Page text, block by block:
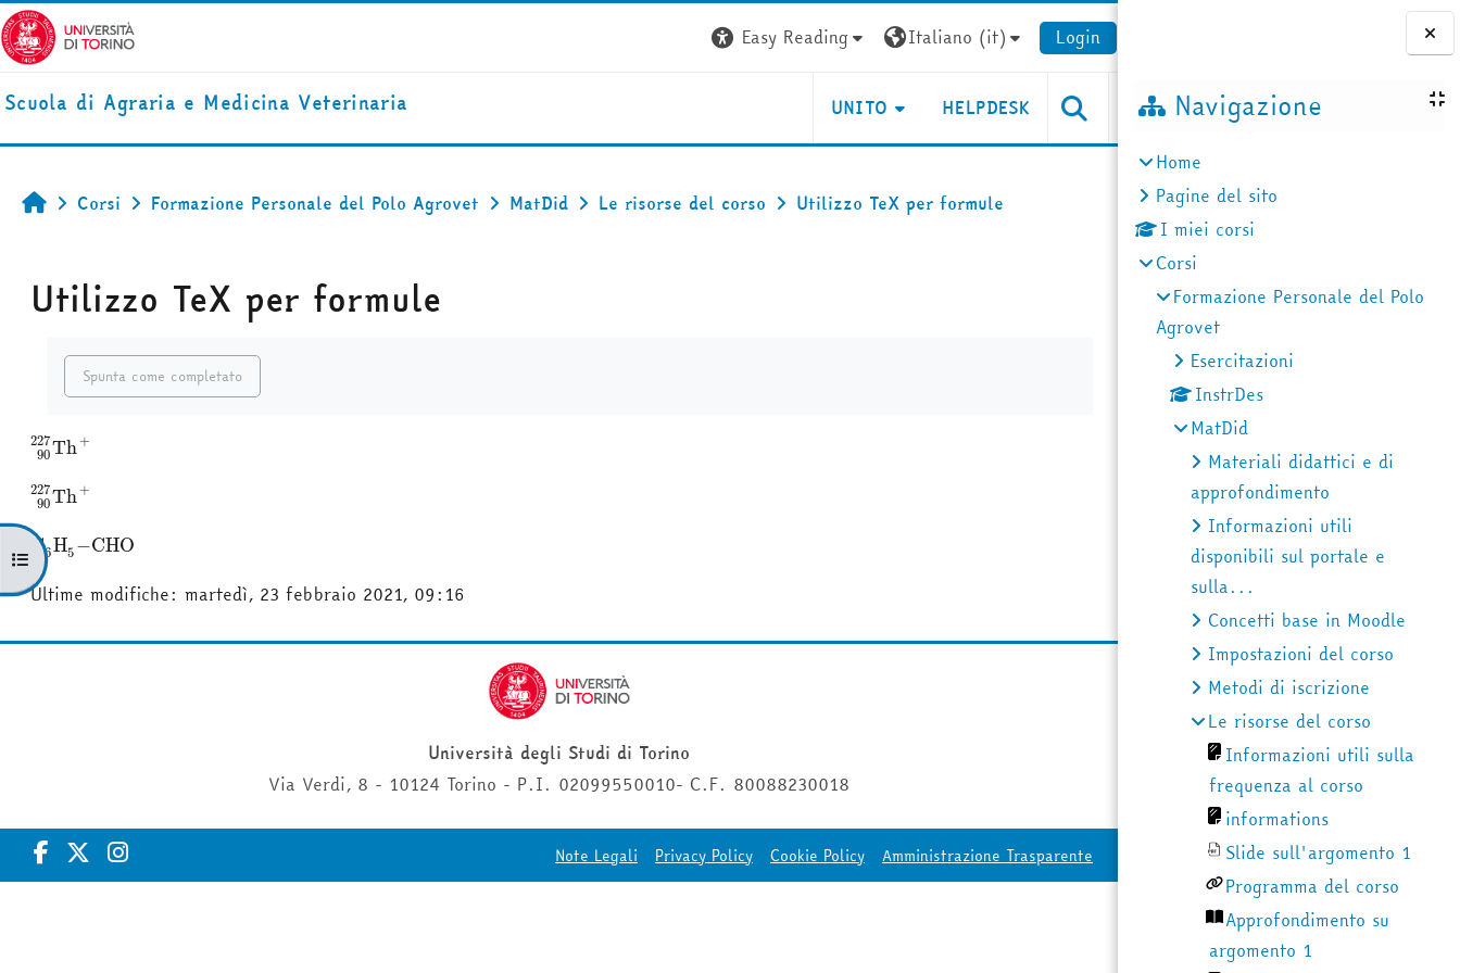
Vai al contenuto principale
Blocchi
Navigazione
Home
Pagine del sito
I miei corsi
Corsi
Formazione Personale del Polo
Agrovet
Esercitazioni
InstrDes
MatDid
Materiali didattici e di
approfondimento
Informazioni utili
disponibili sul portale e
sulla...
Concetti base in Moodle
Impostazioni del corso
Metodi di iscrizione
Le risorse del corso
Informazioni utili sulla
frequenza al corso
informations
Slide sull'argomento 1
Programma del corso
Approfondimento su
argomento 1
Easy Reading Italiano ‎(it)‎ Login
Scuola di Agraria e Medicina Veterinaria UNITO HELPDESK
Apri indice del corso
Home
Corsi Formazione Personale del Polo Agrovet MatDid Le risorse del corso Utilizzo TeX per formule
Utilizzo TeX per formule
Aggregazione dei criteri
Spunta come completato
Th+
90
227
Th+90227
Th+
90
227
Th+90227
C6H5 −CHO
C6H5−CHO
Ultime modifiche: martedì, 23 febbraio 2021, 09:16
Università degli Studi di Torino
Via Verdi, 8 - 10124 Torino - P.I. 02099550010- C.F. 80088230018
Note Legali Privacy Policy Cookie Policy Amministrazione Trasparente